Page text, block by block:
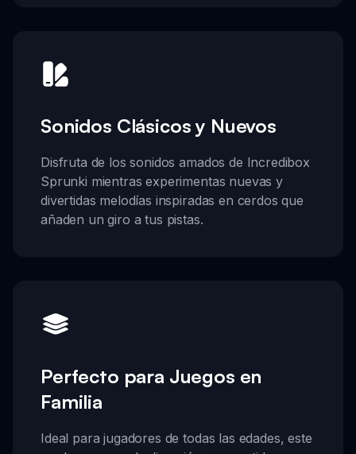
Sonidos Clásicos y Nuevos
Disfruta de los sonidos amados de Incredibox
Sprunki mientras experimentas nuevas y
divertidas melodías inspiradas en cerdos que
añaden un giro a tus pistas.
Perfecto para Juegos en
Familia
Ideal para jugadores de todas las edades, este